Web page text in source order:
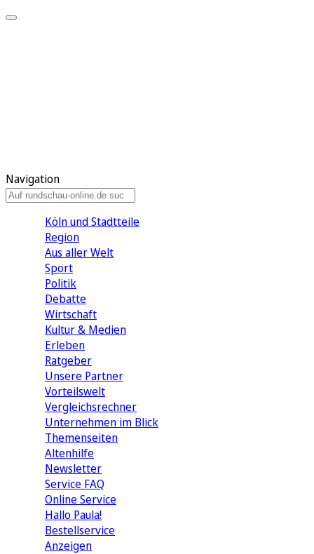
Navigation
Köln und Stadtteile
Region
Aus aller Welt
Sport
Politik
Debatte
Wirtschaft
Kultur & Medien
Erleben
Ratgeber
Unsere Partner
Vorteilswelt
Vergleichsrechner
Unternehmen im Blick
Themenseiten
Altenhilfe
Newsletter
Service FAQ
Online Service
Hallo Paula!
Bestellservice
Anzeigen